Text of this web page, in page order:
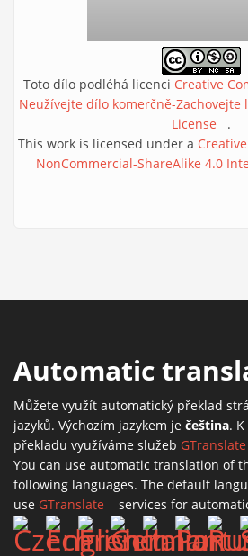
Toto dílo podléhá licenci Creative
Neužívejte dílo komerčně-
License
.
This work is licensed under a
NonCommercial-ShareAlike 4.0
Automatic
Můžete využít automatický překlad
jazyků. Výchozím jazykem je čeština.
překladu využíváme služeb GTranslate
You can use automatic translation of
following languages. The default
use GTranslate (link is external)
services for